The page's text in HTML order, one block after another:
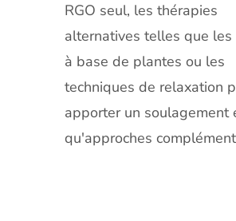
RGO seul, les thérapies
alternatives telles que les
à base de plantes ou les
techniques de relaxation
apporter un soulagement
qu'approches